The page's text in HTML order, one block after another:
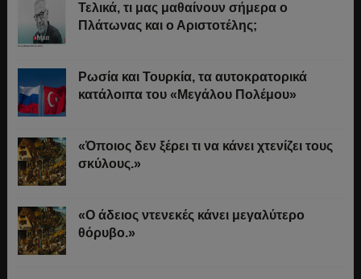
Τελικά, τι μας μαθαίνουν σήμερα ο
Πλάτωνας και ο Αριστοτέλης;
Ρωσία και Τουρκία, τα αυτοκρατορικά
κατάλοιπα του «Μεγάλου Πολέμου»
«Όποιος δεν ξέρει τι να κάνει χτενίζει τους
σκύλους.»
«Ο άδειος ντενεκές κάνει μεγαλύτερο
θόρυβο.»